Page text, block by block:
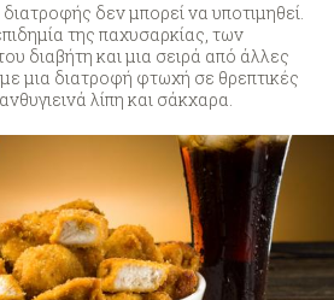
δεν μπορεί να υποτιμηθεί.
της παχυσαρκίας, των
διαβήτη και μια σειρά από άλλες
μια διατροφή φτωχή σε θρεπτικές
λίπη και σάκχαρα.